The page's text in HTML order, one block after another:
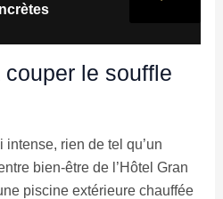
le souffle
rien de tel qu’un
bien-être de l’Hôtel Gran
piscine extérieure chauffée